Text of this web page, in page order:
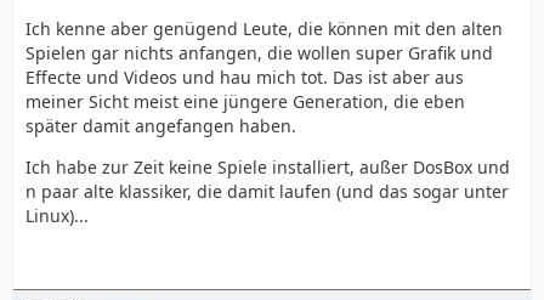
Ich kenne aber genügend Leute, die können mit den alten
Spielen gar nichts anfangen, die wollen super Grafik und
Effecte und Videos und hau mich tot. Das ist aber aus
meiner Sicht meist eine jüngere Generation, die eben
später damit angefangen haben.
Ich habe zur Zeit keine Spiele installiert, außer DosBox und
n paar alte klassiker, die damit laufen (und das sogar unter
Linux)...